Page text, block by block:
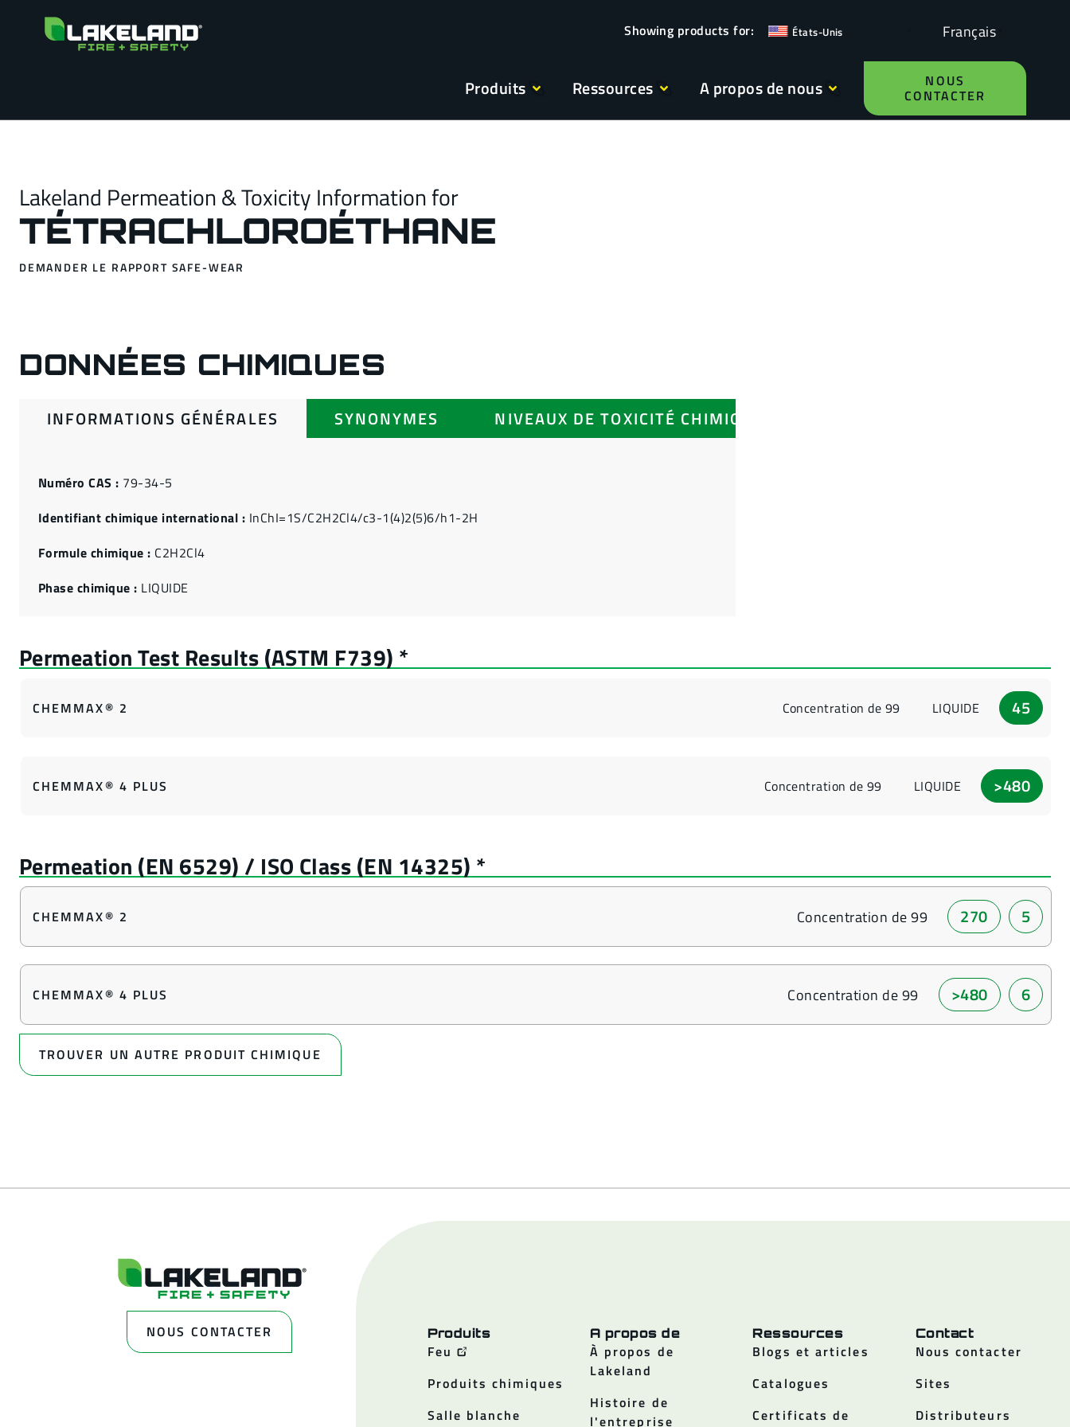
États-Unis Français
Produits Ressources A propos de nous NOUS
CONTACTER
Lakeland Permeation & Toxicity Information for
TÉTRACHLOROÉTHANE
DEMANDER LE RAPPORT SAFE-WEAR
DONNÉES CHIMIQUES
INFORMATIONS GÉNÉRALES SYNONYMES NIVEAUX DE TOXICITÉ CHIMIQUE
Numéro CAS : 79-34-5
Identifiant chimique international : InChI=1S/C2H2Cl4/c3-1(4)2(5)6/h1-2H
Formule chimique : C2H2Cl4
Phase chimique : LIQUIDE
CHEMMAX® 2 Concentration de 99 LIQUIDE 45
CHEMMAX® 4 PLUS Concentration de 99 LIQUIDE >480
CHEMMAX® 2 Concentration de 99 270 5
CHEMMAX® 4 PLUS Concentration de 99 >480 6
TROUVER UN AUTRE PRODUIT CHIMIQUE
NOUS CONTACTER Produits
Feu
Produits chimiques
Salle blanche
A propos de
À propos de
Lakeland
Histoire de
l'entreprise
Ressources
Blogs et articles
Catalogues
Certificats de
Contact
Nous contacter
Sites
Distributeurs